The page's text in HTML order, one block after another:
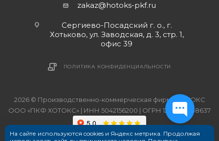
zakaz@hotoks-pkf.ru
Сергиево-Посадский г. о., г.
Хотьково, ул. Заводская, д. 3, стр. 1,
офис 39
ПОЛИТИКА КОНФИДЕНЦИАЛЬНОСТИ
2026 © Производственно-коммерческая фирма ХОТОКС
ООО «ПКФ ХОТОКС» | ИНН 5042156200 | ОГРН 1215000038637
На сайте используются cookies и Яндекс метрика. Продолжая